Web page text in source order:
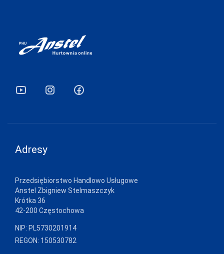
Adresy
Przedsiębiorstwo Handlowo Usługowe
Anstel Zbigniew Stelmaszczyk
Krótka 36
42-200 Częstochowa
NIP: PL5730201914
REGON: 150530782